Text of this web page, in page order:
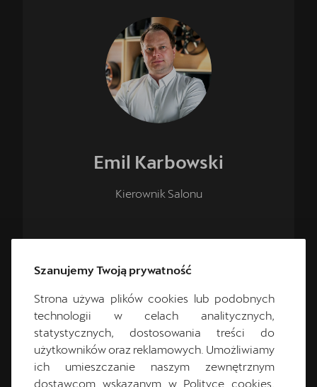
Emil Karbowski
Kierownik Salonu
cupra.salon@pol-car.pl
Szanujemy Twoją prywatność
Strona używa plików cookies lub podobnych
technologii w celach analitycznych,
statystycznych, dostosowania treści do
użytkowników oraz reklamowych. Umożliwiamy
ich umieszczanie naszym zewnętrznym
dostawcom wskazanym w Polityce cookies.